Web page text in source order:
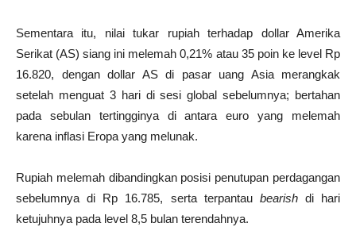
Sementara itu, nilai tukar rupiah terhadap dollar Amerika
Serikat (AS) siang ini melemah 0,21% atau 35 poin ke level Rp
16.820, dengan dollar AS di pasar uang Asia merangkak
setelah menguat 3 hari di sesi global sebelumnya; bertahan
pada sebulan tertingginya di antara euro yang melemah
karena inflasi Eropa yang melunak.
Rupiah melemah dibandingkan posisi penutupan perdagangan
sebelumnya di Rp 16.785, serta terpantau bearishdi hari
ketujuhnya pada level 8,5 bulan terendahnya.